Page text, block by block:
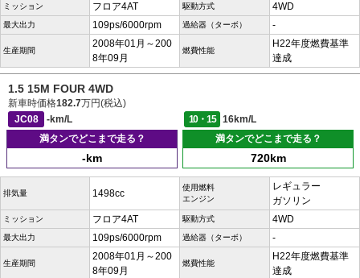
ミッション フロア4AT 駆動方式 4WD
最大出力 109ps/6000rpm 過給器（ターボ） -
生産期間
2008年01月～200
8年09月
燃費性能
H22年度燃費基準
達成
1.5 15M FOUR 4WD
新車時価格182.7万円(税込)
JC08
-km/L 10・15
16km/L
満タンでどこまで走る？
-km
満タンでどこまで走る？
720km
排気量 1498cc
使用燃料
エンジン
レギュラー
ガソリン
ミッション フロア4AT 駆動方式 4WD
最大出力 109ps/6000rpm 過給器（ターボ） -
生産期間
2008年01月～200
8年09月
燃費性能
H22年度燃費基準
達成